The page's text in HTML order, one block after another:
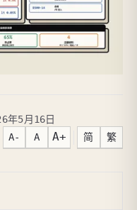
年5月16日
A- A A+ 简 繁